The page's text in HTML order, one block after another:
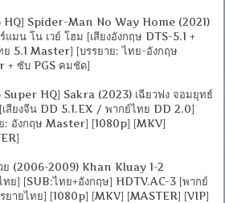
HQ] Spider-Man No Way Home (2021)
แมน โน เวย์ โฮม [เสียงอังกฤษ DTS-5.1 +
ย 5.1 Master] [บรรยาย: ไทย-อังกฤษ
+ ซับ PGS คมชัด]
Super HQ] Sakra (2023) เฉียวฟง จอมยุทธ์
เสียงจีน DD 5.1.EX / พากย์ไทย DD 2.0]
: อังกฤษ Master] [1080p] [MKV]
ย (2006-2009) Khan Kluay 1-2
ทย] [SUB:ไทย+อังกฤษ] HDTV.AC-3 [พากย์
ยายไทย] [1080p] [MKV] [MASTER] [VIP]